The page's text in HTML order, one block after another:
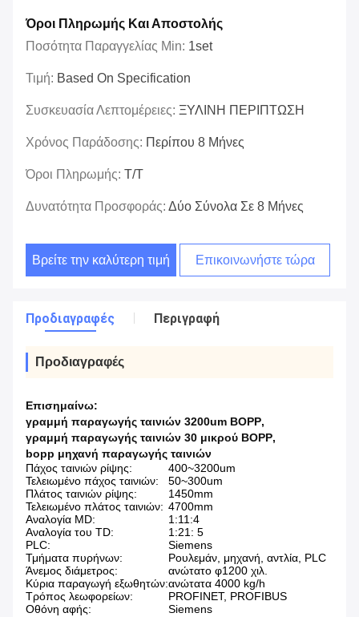
Όροι Πληρωμής Και Αποστολής
Ποσότητα Παραγγελίας Min: 1set
Τιμή: Based On Specification
Συσκευασία Λεπτομέρειες: ΞΥΛΙΝΗ ΠΕΡΙΠΤΩΣΗ
Χρόνος Παράδοσης: Περίπου 8 Μήνες
Όροι Πληρωμής: T/T
Δυνατότητα Προσφοράς: Δύο Σύνολα Σε 8 Μήνες
Βρείτε την καλύτερη τιμή Επικοινωνήστε τώρα
Προδιαγραφές Περιγραφή
Προδιαγραφές
Επισημαίνω:
γραμμή παραγωγής ταινιών 3200um BOPP,
γραμμή παραγωγής ταινιών 30 μικρού BOPP,
bopp μηχανή παραγωγής ταινιών
Πάχος ταινιών ρίψης:
400~3200um
Τελειωμένο πάχος ταινιών:
50~300um
Πλάτος ταινιών ρίψης:
1450mm
Τελειωμένο πλάτος ταινιών: 4700mm
Αναλογία MD:
1:11:4
Αναλογία του TD:
1:21: 5
PLC:
Siemens
Τμήματα πυρήνων:
Ρουλεμάν, μηχανή, αντλία, PLC
Άνεμος διάμετρος:
ανώτατο φ1200 χιλ.
Κύρια παραγωγή εξωθητών:ανώτατα 4000 kg/h
Τρόπος λεωφορείων:
PROFINET, PROFIBUS
Οθόνη αφής:
Siemens